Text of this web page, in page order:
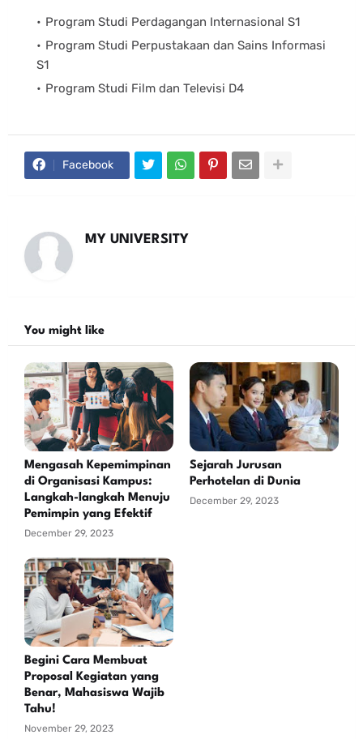
Program Studi Perdagangan Internasional S1
Program Studi Perpustakaan dan Sains Informasi
S1
Program Studi Film dan Televisi D4
Facebook
MY UNIVERSITY
You might like
Mengasah Kepemimpinan
di Organisasi Kampus:
Langkah-langkah Menuju
Pemimpin yang Efektif
December 29, 2023
Sejarah Jurusan
Perhotelan di Dunia
December 29, 2023
Begini Cara Membuat
Proposal Kegiatan yang
Benar, Mahasiswa Wajib
Tahu!
November 29, 2023